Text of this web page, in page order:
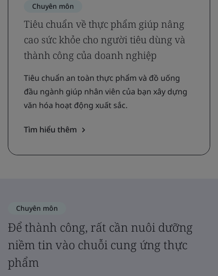
Chuyên môn
Tiêu chuẩn về thực phẩm giúp nâng
cao sức khỏe cho người tiêu dùng và
thành công của doanh nghiệp
Tiêu chuẩn an toàn thực phẩm và đồ uống
đầu ngành giúp nhân viên của bạn xây dựng
văn hóa hoạt động xuất sắc.
Tìm hiểu thêm
Chuyên môn
Để thành công, rất cần nuôi dưỡng
niềm tin vào chuỗi cung ứng thực
phẩm